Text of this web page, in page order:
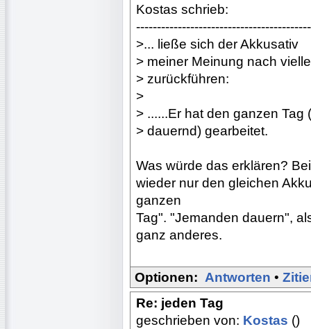
Kostas schrieb:
>... ließe sich der Akkusativ
> meiner Meinung nach
> zurückführen:
>
> ......Er hat den ganzen Tag
> dauernd) gearbeitet.
Was würde das erklären?
wieder nur den gleichen
ganzen
Tag". "Jemanden dauern",
ganz anderes.
Optionen: Antworten •
Re: jeden Tag
geschrieben von: Kostas ()